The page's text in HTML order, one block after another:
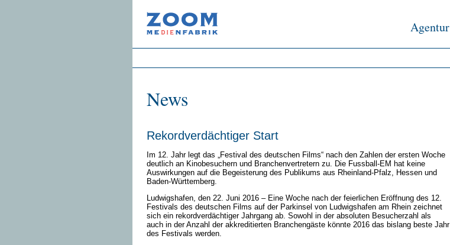
Agentur
News
Rekordverdächtiger Start
Im 12. Jahr legt das „Festival des deutschen Films“ nach den Zahlen der ersten Woche
deutlich an Kinobesuchern und Branchenvertretern zu. Die Fussball-EM hat keine
Auswirkungen auf die Begeisterung des Publikums aus Rheinland-Pfalz, Hessen und
Baden-Württemberg.
Ludwigshafen, den 22. Juni 2016 – Eine Woche nach der feierlichen Eröffnung des 12.
Festivals des deutschen Films auf der Parkinsel von Ludwigshafen am Rhein zeichnet
sich ein rekordverdächtiger Jahrgang ab. Sowohl in der absoluten Besucherzahl als
auch in der Anzahl der akkreditierten Branchengäste könnte 2016 das bislang beste Jahr
des Festivals werden.